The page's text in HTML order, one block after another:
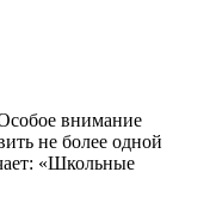
внимание
не более одной
«Школьные